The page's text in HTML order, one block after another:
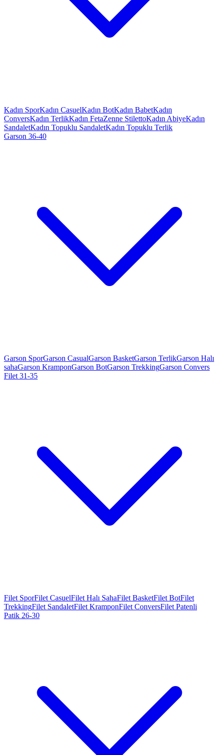
Kadın SporKadın CasuelKadın BotKadın BabetKadın
ConversKadın TerlikKadın FetaZenne StilettoKadın AbiyeKadın
SandaletKadın Topuklu SandaletKadın Topuklu Terlik
Garson 36-40
Garson SporGarson CasualGarson BasketGarson TerlikGarson Halı
sahaGarson KramponGarson BotGarson TrekkingGarson Convers
Filet 31-35
Filet SporFilet CasuelFilet Halı SahaFilet BasketFilet BotFilet
TrekkingFilet SandaletFilet KramponFilet ConversFilet Patenli
Patik 26-30